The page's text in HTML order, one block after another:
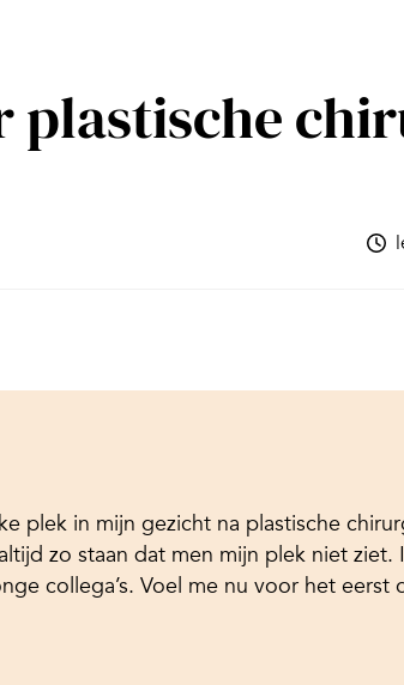
plastische
plek in mijn gezicht na plastische
zo staan dat men mijn plek niet ziet.
collega’s. Voel me nu voor het eerst